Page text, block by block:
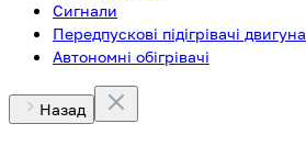
Сигнали
Передпускові підігрівачі двигуна
Автономні обігрівачі
Назад